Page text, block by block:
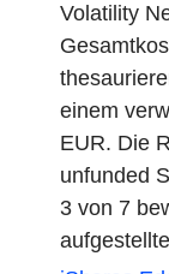
Volatility
einem
EUR. Die
unfunded
3 von 7